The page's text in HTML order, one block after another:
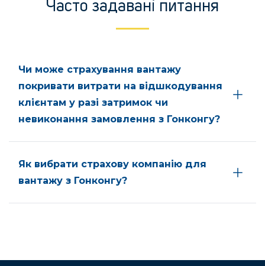
Часто задавані питання
Чи може страхування вантажу
покривати витрати на відшкодування
клієнтам у разі затримок чи
невиконання замовлення з Гонконгу?
Як вибрати страхову компанію для
вантажу з Гонконгу?